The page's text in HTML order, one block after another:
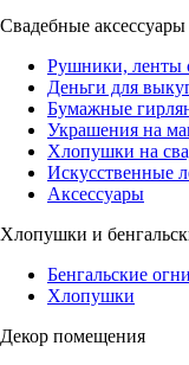
Свадебные аксессуары
Рушники, ленты
Деньги для
Бумажные
Украшения на
Хлопушки на
Искусственные
Аксессуары
Хлопушки и
Бенгальские огни
Хлопушки
Декор помещения